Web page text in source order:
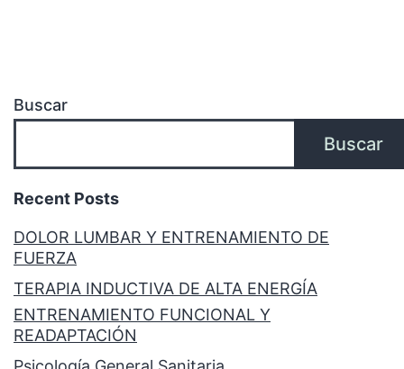
Buscar
Buscar
Recent Posts
DOLOR LUMBAR Y ENTRENAMIENTO DE
FUERZA
TERAPIA INDUCTIVA DE ALTA ENERGÍA
ENTRENAMIENTO FUNCIONAL Y
READAPTACIÓN